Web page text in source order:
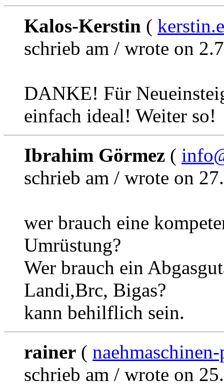
Kalos-Kerstin (
schrieb am / wrote on
DANKE! Für
einfach ideal! Weiter so!
Ibrahim Görmez (
schrieb am / wrote on
wer brauch eine
Umrüstung?
Wer brauch ein
Landi,Brc, Bigas?
kann behilflich sein.
rainer (
schrieb am / wrote on